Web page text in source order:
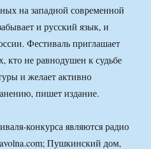
на западной современной
и русский язык, и
Фестиваль приглашает
кто не равнодушен к судьбе
и желает активно
пишет издание.
конкурса являются радио
Пушкинский дом,